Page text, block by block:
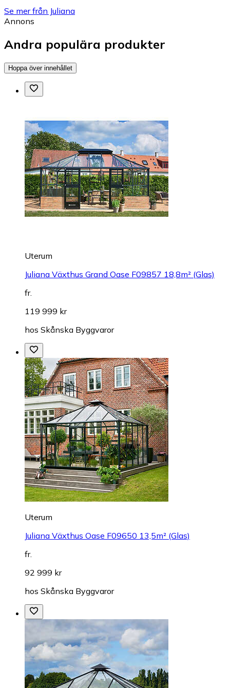
Se mer från Juliana
Annons
Andra populära produkter
Hoppa över innehållet
Uterum
Juliana Växthus Grand Oase F09857 18,8m² (Glas)
fr.
119 999 kr
hos Skånska Byggvaror
Uterum
Juliana Växthus Oase F09650 13,5m² (Glas)
fr.
92 999 kr
hos Skånska Byggvaror